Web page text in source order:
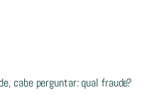
cabe perguntar: qual fraude?